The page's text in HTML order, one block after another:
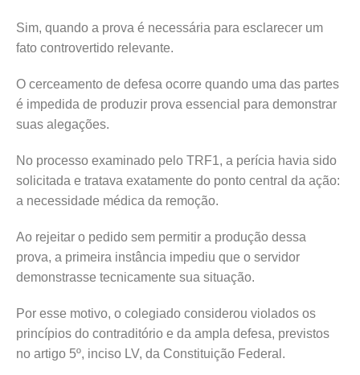
Sim, quando a prova é necessária para esclarecer um
fato controvertido relevante.
O cerceamento de defesa ocorre quando uma das partes
é impedida de produzir prova essencial para demonstrar
suas alegações.
No processo examinado pelo TRF1, a perícia havia sido
solicitada e tratava exatamente do ponto central da ação:
a necessidade médica da remoção.
Ao rejeitar o pedido sem permitir a produção dessa
prova, a primeira instância impediu que o servidor
demonstrasse tecnicamente sua situação.
Por esse motivo, o colegiado considerou violados os
princípios do contraditório e da ampla defesa, previstos
no artigo 5º, inciso LV, da Constituição Federal.